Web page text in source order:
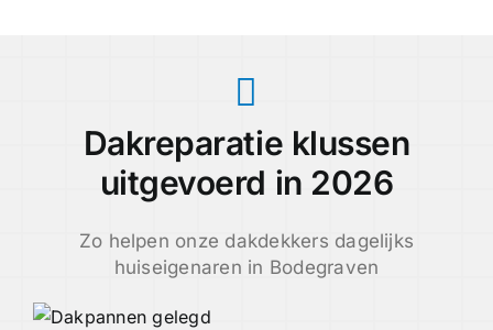
Dakreparatie klussen
uitgevoerd in 2026
Zo helpen onze dakdekkers dagelijks
huiseigenaren in Bodegraven